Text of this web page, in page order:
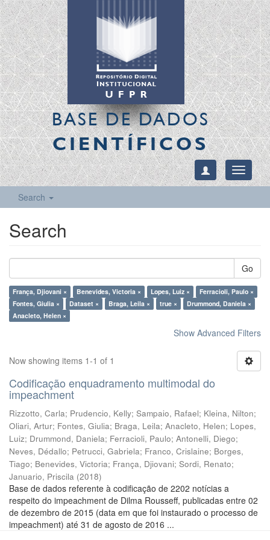
BASE DE DADOS
CIENTÍFICOS
Toggle
Search
Search
Go
França, Djiovani × Benevides, Victoria × Lopes, Luiz ×
Ferracioli, Paulo ×
Fontes, Giulia ×
Dataset × Braga, Leila × true ×
Drummond, Daniela ×
Anacleto, Helen ×
Show Advanced Filters
Now showing items 1-1 of 1
Codificação enquadramento multimodal do
impeachment
Rizzotto, Carla; Prudencio, Kelly; Sampaio, Rafael; Kleina, Nilton;
Oliari, Artur; Fontes, Giulia; Braga, Leila; Anacleto, Helen; Lopes,
Luiz; Drummond, Daniela; Ferracioli, Paulo; Antonelli, Diego;
Neves, Dédallo; Petrucci, Gabriela; Franco, Crislaine; Borges,
Tiago; Benevides, Victoria; França, Djiovani; Sordi, Renato;
Januario, Priscila (2018)
Base de dados referente à codificação de 2202 notícias a
respeito do impeachment de Dilma Rousseff, publicadas entre 02
de dezembro de 2015 (data em que foi instaurado o processo de
impeachment) até 31 de agosto de 2016 ...